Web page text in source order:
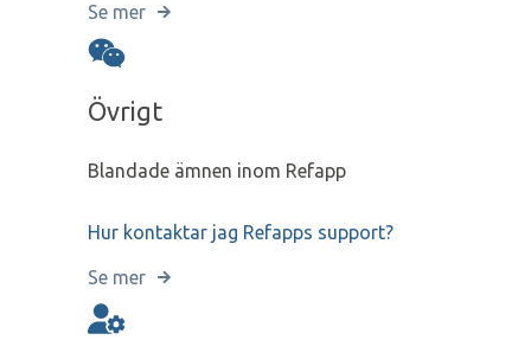
Se mer
Övrigt
Blandade ämnen inom Refapp
Hur kontaktar jag Refapps support?
Se mer